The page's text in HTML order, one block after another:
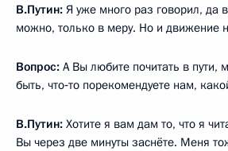
В.Путин: Я уже много раз говорил, да
можно, только в меру. Но и движение
Вопрос: А Вы любите почитать в
быть, что‑то порекомендуете нам,
В.Путин: Хотите я вам дам то, что я
Вы через две минуты заснёте. Меня